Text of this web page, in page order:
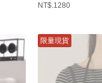
NT$.1280
限量現貨